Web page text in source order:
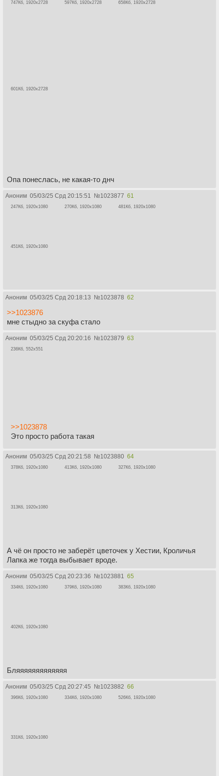
747Кб, 1920x2728 597Кб, 1920x2728 658Кб, 1920x2728
601Кб, 1920x2728
Опа понеслась, не какая-то днч
Аноним 05/03/25 Срд 20:15:51 №1023877 61
247Кб, 1920x1080 270Кб, 1920x1080 481Кб, 1920x1080
451Кб, 1920x1080
Аноним 05/03/25 Срд 20:18:13 №1023878 62
>>1023876
мне стыдно за скуфа стало
Аноним 05/03/25 Срд 20:20:16 №1023879 63
236Кб, 552x551
>>1023878
Это просто работа такая
Аноним 05/03/25 Срд 20:21:58 №1023880 64
378Кб, 1920x1080 413Кб, 1920x1080 327Кб, 1920x1080
313Кб, 1920x1080
А чё он просто не заберёт цветочек у Хестии, Кроличья
Лапка же тогда выбывает вроде.
Аноним 05/03/25 Срд 20:23:36 №1023881 65
334Кб, 1920x1080 379Кб, 1920x1080 383Кб, 1920x1080
402Кб, 1920x1080
Бляяяяяяяяяяяяя
Аноним 05/03/25 Срд 20:27:45 №1023882 66
396Кб, 1920x1080 334Кб, 1920x1080 526Кб, 1920x1080
331Кб, 1920x1080